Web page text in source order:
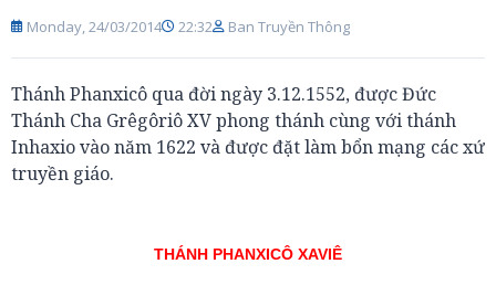
Monday, 24/03/2014 22:32 Ban Truyền Thông
Thánh Phanxicô qua đời ngày 3.12.1552, được Đức
Thánh Cha Grêgôriô XV phong thánh cùng với thánh
Inhaxio vào năm 1622 và được đặt làm bổn mạng các xứ
truyền giáo.
THÁNH PHANXICÔ XAVIÊ